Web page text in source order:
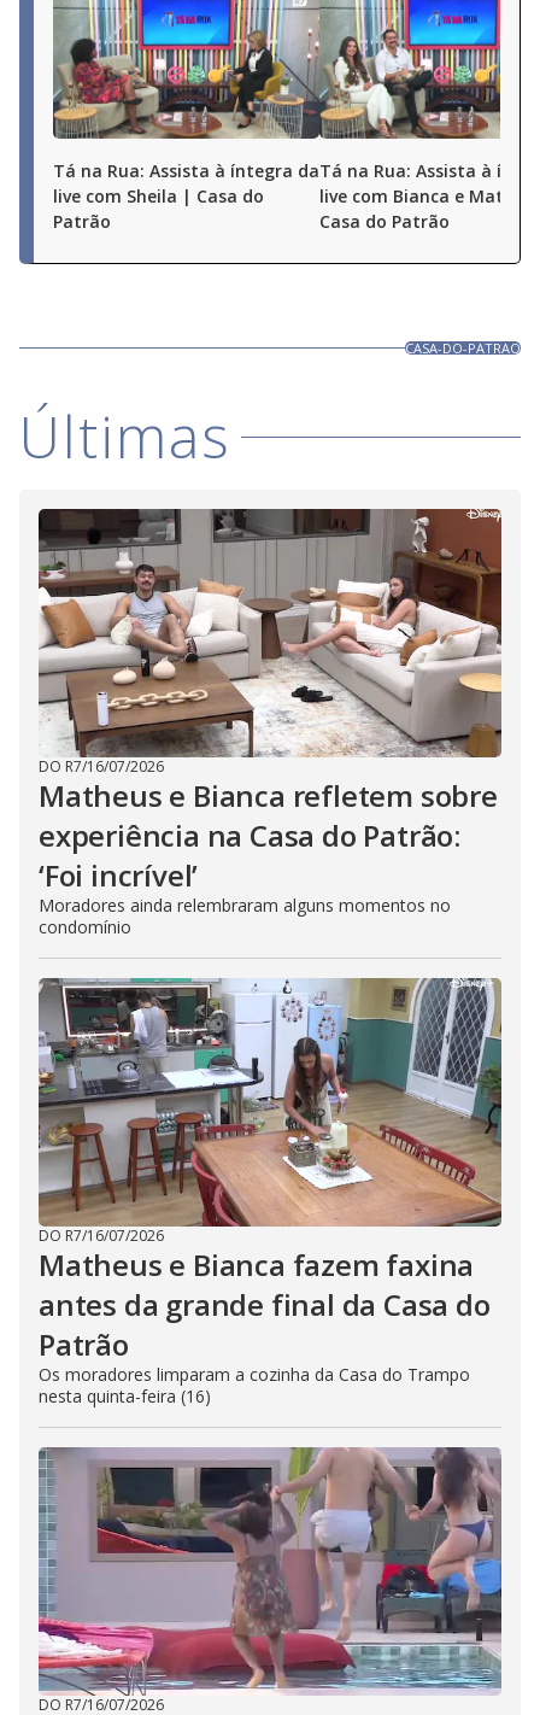
Tá na Rua: Assista à íntegra da
live com Sheila | Casa do
Patrão
Tá na Rua: Assista à
live com Bianca e
Casa do Patrão
CASA-DO-PATRAO
Últimas
DO R7/16/07/2026
Matheus e Bianca refletem sobre
experiência na Casa do Patrão:
‘Foi incrível’
Moradores ainda relembraram alguns momentos no
condomínio
DO R7/16/07/2026
Matheus e Bianca fazem faxina
antes da grande final da Casa do
Patrão
Os moradores limparam a cozinha da Casa do Trampo
nesta quinta-feira (16)
DO R7/16/07/2026